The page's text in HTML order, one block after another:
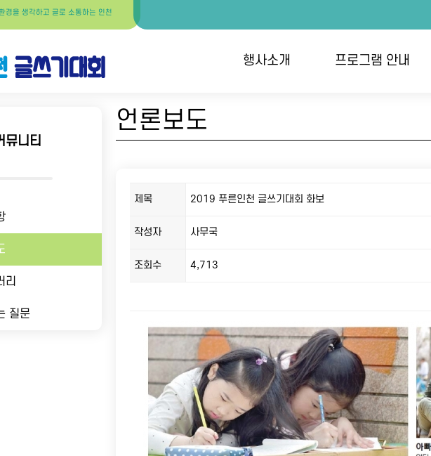
경을 생각하고 글로 소통하는 인천
행사소개 프로그램 안내
오시는 길 역대수상자
뮤니티
리
질문
언론보도
제목 2019 푸른인천 글쓰기대회 화보
작성자 사무국
조회수 4,713